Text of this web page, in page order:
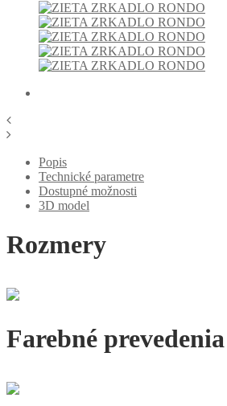
Popis
Technické parametre
Dostupné možnosti
3D model
Rozmery
Farebné prevedenia